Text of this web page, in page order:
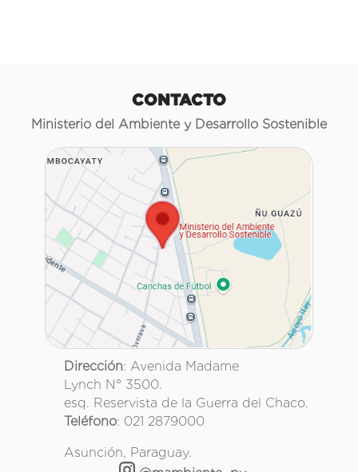
CONTACTO
Ministerio del Ambiente y Desarrollo Sostenible
Dirección: Avenida Madame
Lynch N° 3500.
esq. Reservista de la Guerra del Chaco.
Teléfono: 021 2879000
Asunción, Paraguay.